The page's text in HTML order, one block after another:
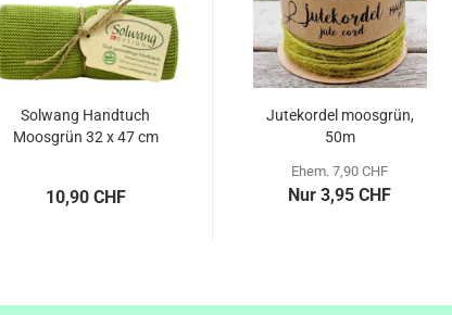
Solwang Handtuch
Moosgrün 32 x 47 cm
10,90 CHF
Jutekordel moosgrün,
50m
Ehem. 7,90 CHF
Nur 3,95 CHF